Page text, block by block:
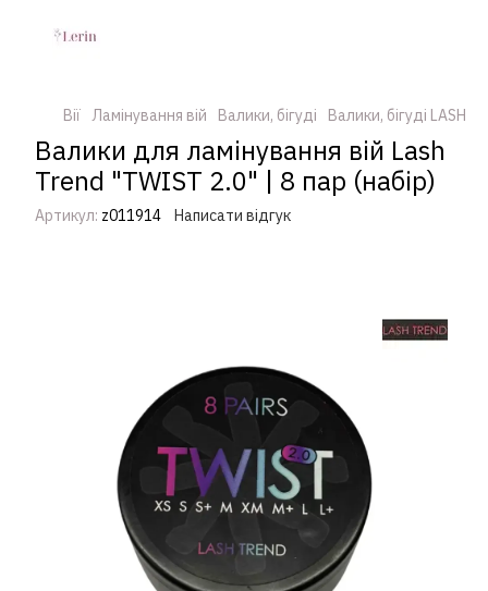
Вії Ламінування вій Валики, бігуді Валики, бігуді LASH
Валики для ламінування вій Lash
Trend "TWIST 2.0" | 8 пар (набір)
Артикул: z011914 Написати відгук